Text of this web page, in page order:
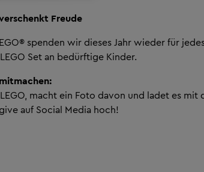
Freude
spenden wir dieses Jahr wieder für
Set an bedürftige Kinder.
macht ein Foto davon und ladet es mit
auf Social Media hoch!